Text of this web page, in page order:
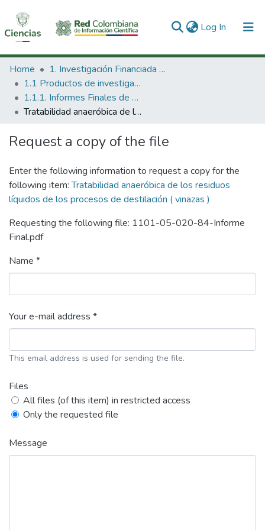
Log In (current)
Communities & Collections
All of DSpace
Statistics
Home
1. Investigación Financiada con Recursos Públicos
1.1 Productos de investigación
1.1.1. Informes Finales de Proyectos de Investigación
Tratabilidad anaeróbica de los residuos líquidos de los procesos de destilación ( vinazas )
Request a copy of the file
Enter the following information to request a copy for the
following item:Tratabilidad anaeróbica de los residuos
líquidos de los procesos de destilación ( vinazas )
Requesting the following file: 1101-05-020-84-Informe
Final.pdf
Name *
Your e-mail address *
This email address is used for sending the file.
Files
All files (of this item) in restricted access
Only the requested file
Message